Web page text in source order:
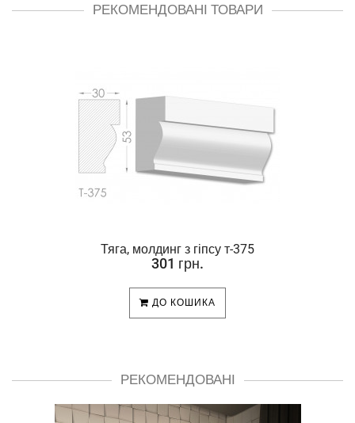
РЕКОМЕНДОВАНІ ТОВАРИ
Тяга, молдинг з гіпсу т-375
301 грн.
ДО КОШИКА
РЕКОМЕНДОВАНІ